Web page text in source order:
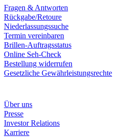
Fragen & Antworten
Rückgabe/Retoure
Niederlassungssuche
Termin vereinbaren
Brillen-Auftragsstatus
Online Seh-Check
Bestellung widerrufen
Gesetzliche Gewährleistungsrechte
Über uns
Presse
Investor Relations
Karriere